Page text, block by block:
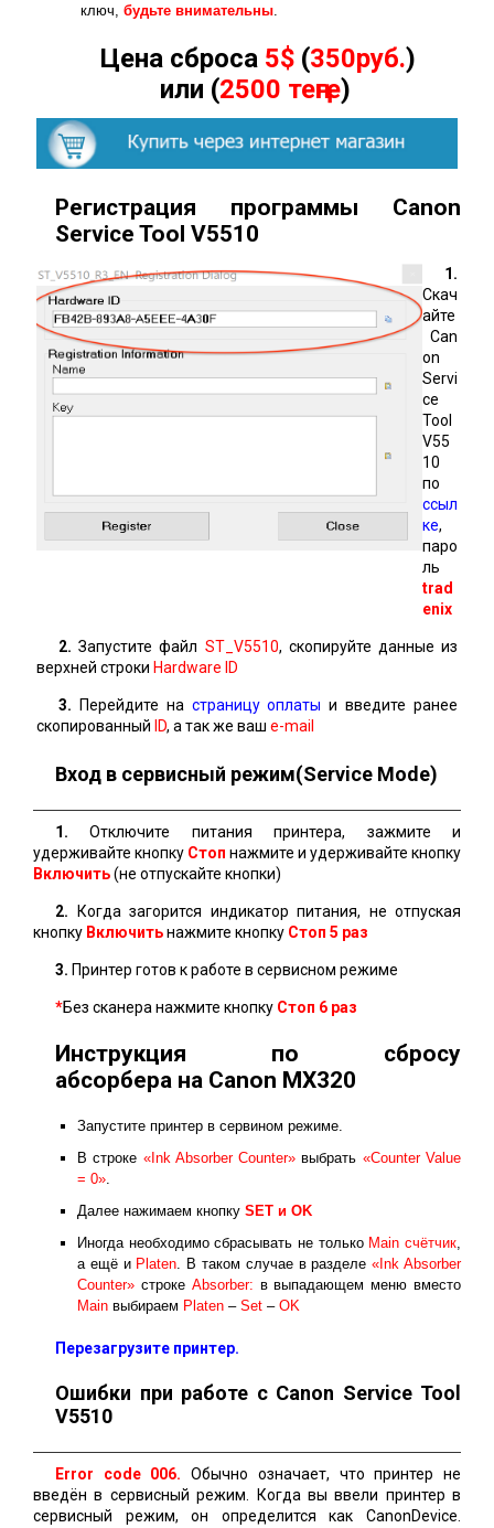
ключ, будьте внимательны
Цена сброса 5$ (350руб.)
или (2500 теңге)
Регистрация программы Canon
Service Tool V5510
1.
Скач
айте
Can
on
Servi
ce
Tool
V55
10
по
ссыл
ке,
паро
ль
trad
enix
2. Запустите файл ST_V5510, скопируйте данные из
верхней строки Hardware ID
3. Перейдите на страницу оплаты и введите ранее
скопированный ID, а так же ваш e-mail
Вход в сервисный режим(Service Mode)
1. Отключите питания принтера, зажмите и
удерживайте кнопку Стоп нажмите и удерживайте кнопку
Включить(не отпускайте кнопки)
2. Когда загорится индикатор питания, не отпуская
кнопку Включитьнажмите кнопку Стоп 5 раз
3. Принтер готов к работе в сервисном режиме
*Без сканера нажмите кнопку Стоп 6 раз
Инструкция по сбросу
абсорбера на Canon MX320
Запустите принтер в сервином режиме.
В строке «Ink Absorber Counter» выбрать «Counter Value
= 0».
Далее нажимаем кнопку SET и ОK
Иногда необходимо сбрасывать не только Main счётчик,
а ещё и Platen. В таком случае в разделе«Ink Absorber
Counter» строке Absorber: в выпадающем меню вместо
Main выбираем Platen – Set – OK
Перезагрузите принтер.
Ошибки при работе с Canon Service Tool
V5510
Error code 006. Обычно означает, что принтер не
введён в сервисный режим. Когда вы ввели принтер в
сервисный режим, он определится как CanonDevice.